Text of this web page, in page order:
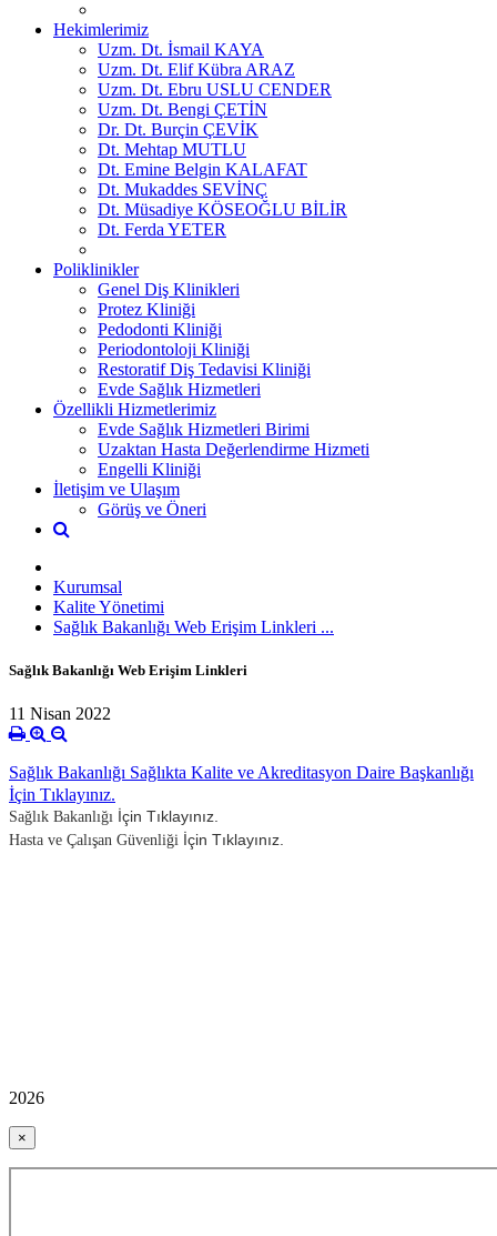
Hekimlerimiz
Uzm. Dt. İsmail KAYA
Uzm. Dt. Elif Kübra ARAZ
Uzm. Dt. Ebru USLU CENDER
Uzm. Dt. Bengi ÇETİN
Dr. Dt. Burçin ÇEVİK
Dt. Mehtap MUTLU
Dt. Emine Belgin KALAFAT
Dt. Mukaddes SEVİNÇ
Dt. Müsadiye KÖSEOĞLU BİLİR
Dt. Ferda YETER
Poliklinikler
Genel Diş Klinikleri
Protez Kliniği
Pedodonti Kliniği
Periodontoloji Kliniği
Restoratif Diş Tedavisi Kliniği
Evde Sağlık Hizmetleri
Özellikli Hizmetlerimiz
Evde Sağlık Hizmetleri Birimi
Uzaktan Hasta Değerlendirme Hizmeti
Engelli Kliniği
İletişim ve Ulaşım
Görüş ve Öneri
Kurumsal
Kalite Yönetimi
Sağlık Bakanlığı Web Erişim Linkleri ...
Sağlık Bakanlığı Web Erişim Linkleri
11 Nisan 2022
Sağlık Bakanlığı Sağlıkta Kalite ve Akreditasyon Daire Başkanlığı
İçin Tıklayınız.
Sağlık Bakanlığı İçin Tıklayınız.
Hasta ve Çalışan Güvenliği İçin Tıklayınız.
2026
×